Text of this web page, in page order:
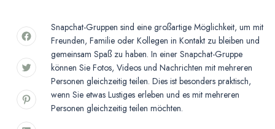
Snapchat-Gruppen sind eine großartige Möglichkeit, um mit
Freunden, Familie oder Kollegen in Kontakt zu bleiben und
gemeinsam Spaß zu haben. In einer Snapchat-Gruppe
können Sie Fotos, Videos und Nachrichten mit mehreren
Personen gleichzeitig teilen. Dies ist besonders praktisch,
wenn Sie etwas Lustiges erleben und es mit mehreren
Personen gleichzeitig teilen möchten.